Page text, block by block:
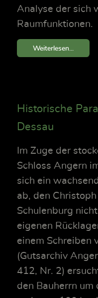
Analyse der sich
Raumfunktionen.
Weiterlesen...
Historische
Dessau
Im Zuge der
Schloss Angern
sich ein
ab, den
Schulenburg
eigenen
einem Schreiben
(Gutsarchiv
412, Nr. 2)
den Bauherrn um